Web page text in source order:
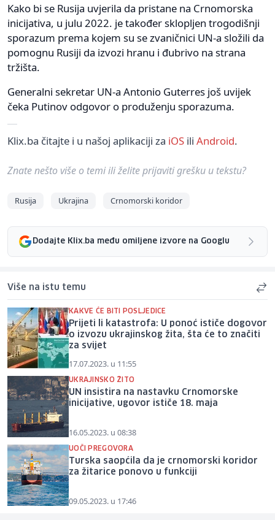
Kako bi se Rusija uvjerila da pristane na Crnomorska
inicijativa, u julu 2022. je također sklopljen trogodišnji
sporazum prema kojem su se zvaničnici UN-a složili da
pomognu Rusiji da izvozi hranu i đubrivo na strana
tržišta.
Generalni sekretar UN-a Antonio Guterres još uvijek
čeka Putinov odgovor o produženju sporazuma.
Klix.ba čitajte i u našoj aplikaciji za iOS ili Android.
Znate nešto više o temi ili želite prijaviti grešku u tekstu?
Rusija Ukrajina Crnomorski koridor
Dodajte Klix.ba među omiljene izvore na Googlu
Više na istu temu
KAKVE ĆE BITI POSLJEDICE
Prijeti li katastrofa: U ponoć ističe dogovor
o izvozu ukrajinskog žita, šta će to značiti
za svijet
17.07.2023. u 11:55
UKRAJINSKO ŽITO
UN insistira na nastavku Crnomorske
inicijative, ugovor ističe 18. maja
16.05.2023. u 08:38
UOČI PREGOVORA
Turska saopćila da je crnomorski koridor
za žitarice ponovo u funkciji
09.05.2023. u 17:46